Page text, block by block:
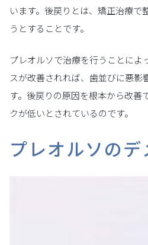
います。後戻りとは、矯正治療で
うとすることです。
プレオルソで治療を行うことによ
スが改善されれば、歯並びに悪影
す。後戻りの原因を根本から改善
クが低いとされているのです。
プレオルソのデ